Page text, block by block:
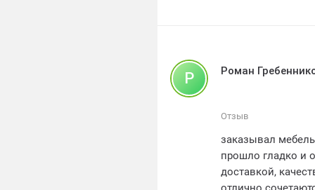
Р Роман
Отзыв
заказывал
прошло гладко и
доставкой,